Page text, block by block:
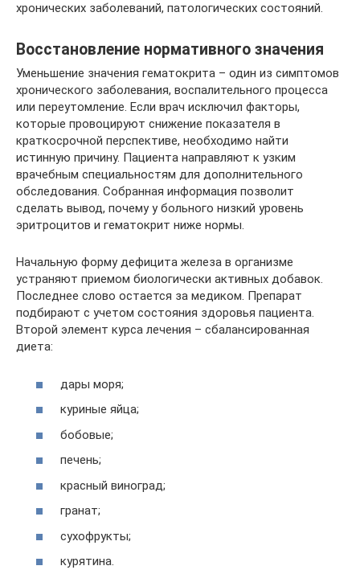
хронических заболеваний, патологических состояний.
Восстановление нормативного значения
Уменьшение значения гематокрита – один из симптомов
хронического заболевания, воспалительного процесса
или переутомление. Если врач исключил факторы,
которые провоцируют снижение показателя в
краткосрочной перспективе, необходимо найти
истинную причину. Пациента направляют к узким
врачебным специальностям для дополнительного
обследования. Собранная информация позволит
сделать вывод, почему у больного низкий уровень
эритроцитов и гематокрит ниже нормы.
Начальную форму дефицита железа в организме
устраняют приемом биологически активных добавок.
Последнее слово остается за медиком. Препарат
подбирают с учетом состояния здоровья пациента.
Второй элемент курса лечения – сбалансированная
диета:
дары моря;
куриные яйца;
бобовые;
печень;
красный виноград;
гранат;
сухофрукты;
курятина.